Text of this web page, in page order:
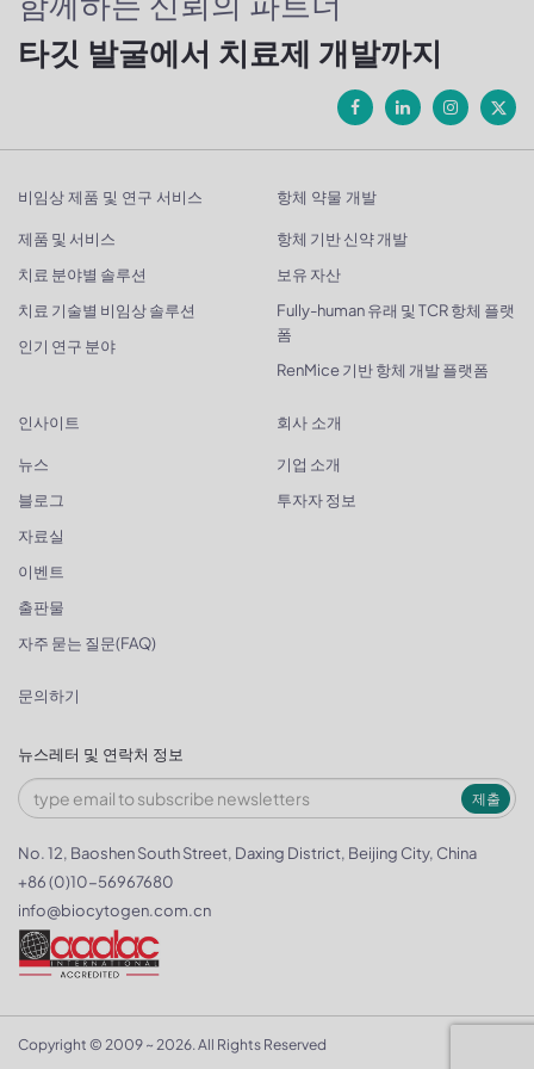
타깃 발굴에서 치료제 개발까지
비임상 제품 및 연구 서비스
제품 및 서비스
치료 분야별 솔루션
치료 기술별 비임상 솔루션
인기 연구 분야
항체 약물 개발
항체 기반 신약 개발
보유 자산
Fully-human 유래 및 TCR 항체 플랫
폼
RenMice 기반 항체 개발 플랫폼
인사이트
뉴스
블로그
자료실
이벤트
출판물
자주 묻는 질문(FAQ)
회사 소개
기업 소개
투자자 정보
문의하기
뉴스레터 및 연락처 정보
제출
No. 12, Baoshen South Street, Daxing District, Beijing City, China
+86 (0)10-56967680
info@biocytogen.com.cn
Copyright © 2009 ~ 2026. All Rights Reserved